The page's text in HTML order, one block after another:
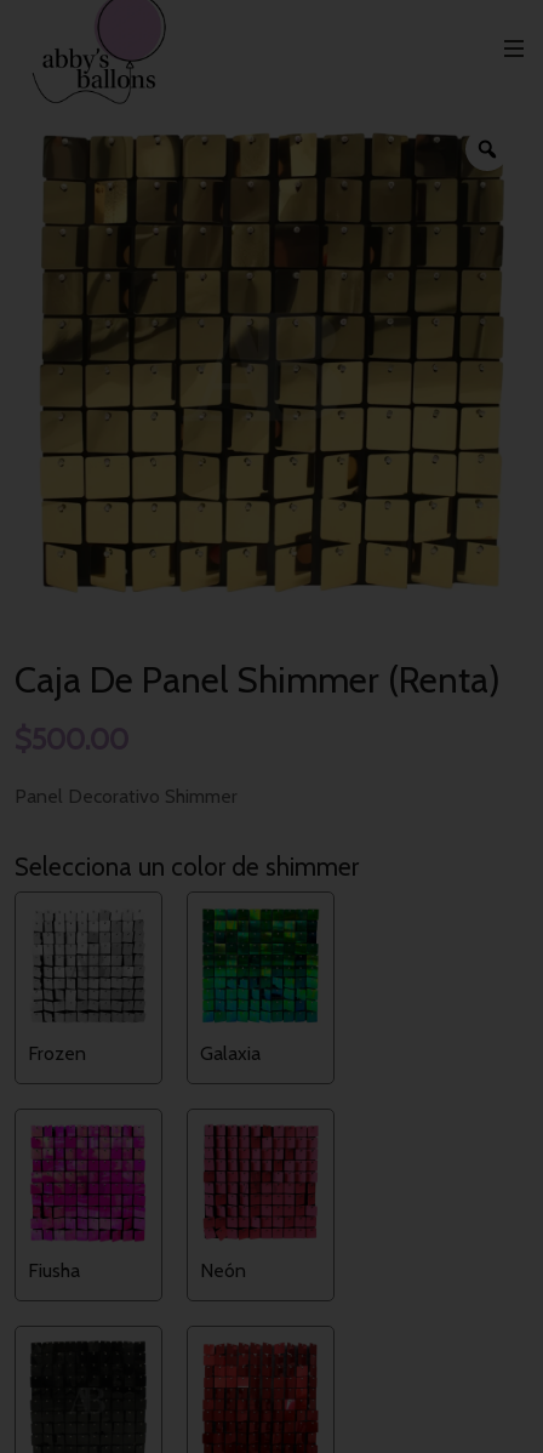
Mobiliario en Renta Caja de Panel Shimmer (Renta)
Caja De Panel Shimmer (Renta)
Panel Decorativo Shimmer
Selecciona un color de shimmer
Frozen Galaxia
Fiusha Neón